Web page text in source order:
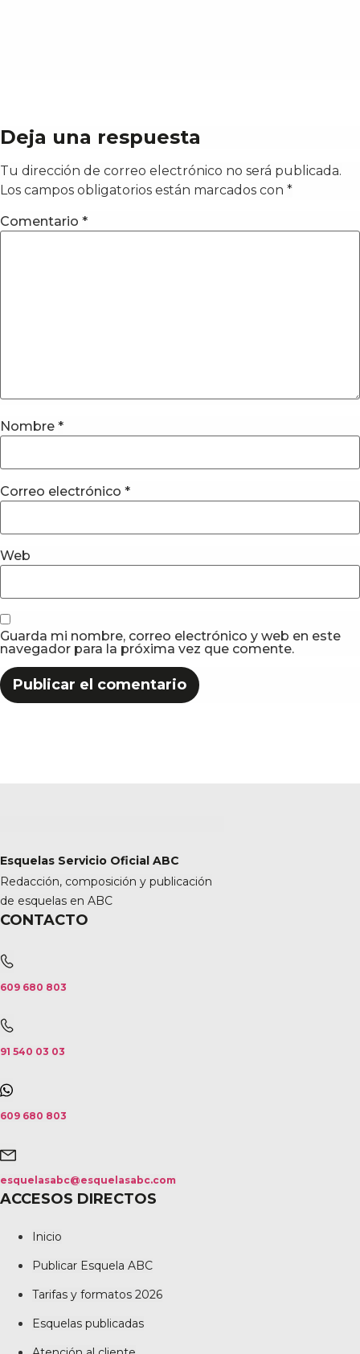
Deja una respuesta
Tu dirección de correo electrónico no será publicada.
Los campos obligatorios están marcados con *
Comentario *
Nombre *
Correo electrónico *
Web
Guarda mi nombre, correo electrónico y web en este
navegador para la próxima vez que comente.
Esquelas Servicio Oficial ABC
Redacción, composición y publicación
de esquelas en ABC
CONTACTO
609 680 803
91 540 03 03
609 680 803
esquelasabc@esquelasabc.com
ACCESOS DIRECTOS
Inicio
Publicar Esquela ABC
Tarifas y formatos 2026
Esquelas publicadas